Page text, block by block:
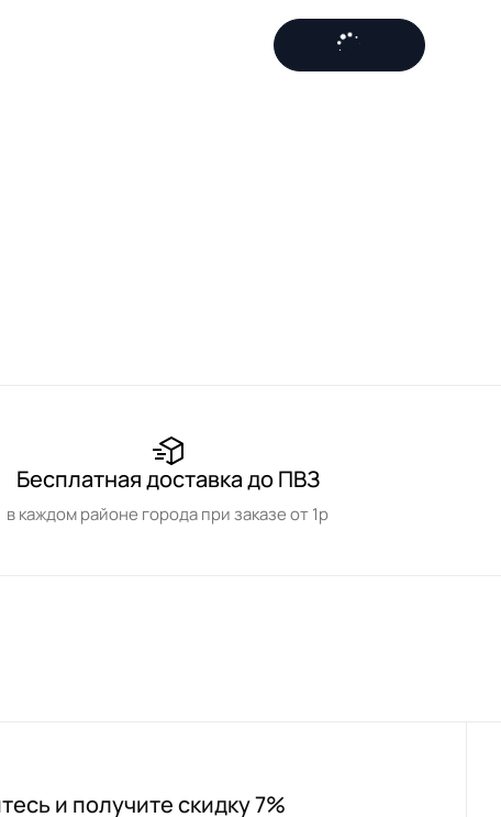
Бесплатная доставка до ПВЗ
в каждом районе города при заказе от 1р
и получите скидку 7%